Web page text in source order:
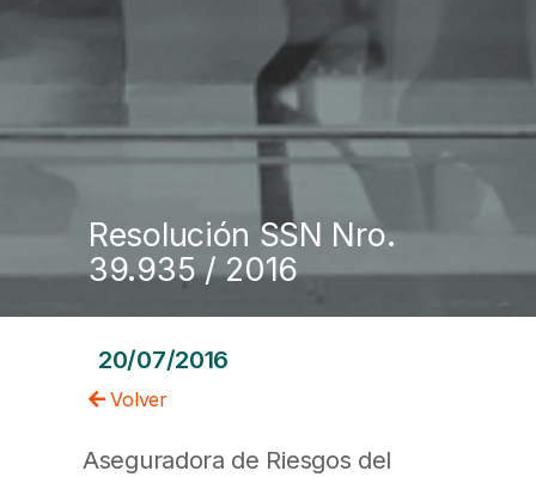
Resolución SSN Nro.
39.935 / 2016
20/07/2016
Volver
Aseguradora de Riesgos del